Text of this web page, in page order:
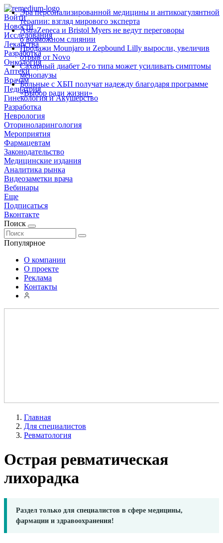
Войти
Новости
Исследования
Лекарства
Разработка
Онкология
Аптеки
Врачам
Педиатрия
Гинекология и Акушерство
Разработка
Неврология
Оториноларингология
Мероприятия
Фармацевтам
Законодательство
Медицинские издания
Аналитика рынка
Видеозаметки врача
Вебинары
Еще
Подписаться
Вконтакте
Поиск
Популярное
Эра персонализированной медицины и антикоагулянтной
терапии: взгляд мирового эксперта
AstraZeneca и Bristol Myers не ведут переговоры
о возможном слиянии
Продажи Mounjaro и Zepbound Lilly выросли, увеличив
отрыв от Novo
Сахарный диабет 2‑го типа может усиливать симптомы
менопаузы
Больные с ХБП получат надежду благодаря программе
«Выбор ради жизни»
О компании
О проекте
Реклама
Контакты
Главная
Для специалистов
Ревматология
Острая ревматическая
лихорадка
Раздел только для специалистов в сфере медицины,
фармации и здравоохранения!